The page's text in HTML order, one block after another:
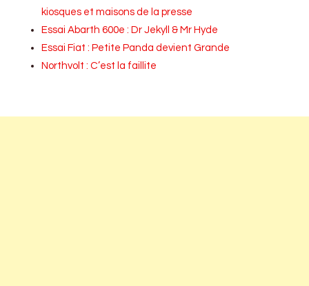
kiosques et maisons de la presse
Essai Abarth 600e : Dr Jekyll & Mr Hyde
Essai Fiat : Petite Panda devient Grande
Northvolt : C’est la faillite